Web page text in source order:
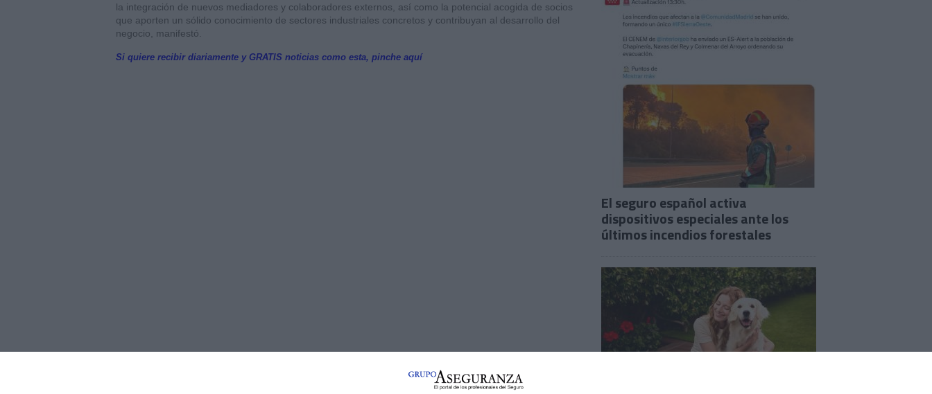
la integración de nuevos mediadores y colaboradores externos, así como la potencial acogida de socios
que aporten un sólido conocimiento de sectores industriales concretos y contribuyan al desarrollo del
negocio, manifestó.
Si quiere recibir diariamente y GRATIS noticias como esta, pinche aquí
El seguro español activa
dispositivos especiales ante los
últimos incendios forestales